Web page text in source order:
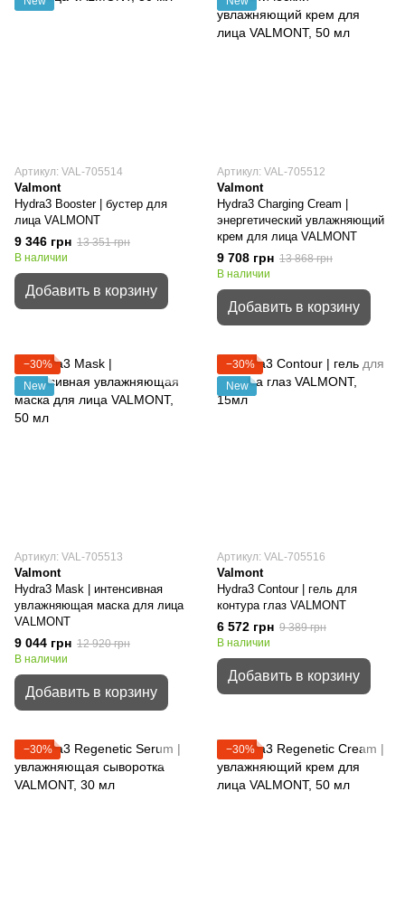
Артикул: VAL-705514
Valmont
Hydra3 Booster | бустер для
лица VALMONT
9 346 грн 13 351 грн
В наличии
Добавить в корзину
Артикул: VAL-705512
Valmont
Hydra3 Charging Cream |
энергетический увлажняющий
крем для лица VALMONT
9 708 грн 13 868 грн
В наличии
Добавить в корзину
−30%
New
Артикул: VAL-705513
Valmont
Hydra3 Mask | интенсивная
увлажняющая маска для лица
VALMONT
9 044 грн 12 920 грн
В наличии
Добавить в корзину
−30%
New
Артикул: VAL-705516
Valmont
Hydra3 Contour | гель для
контура глаз VALMONT
6 572 грн 9 389 грн
В наличии
Добавить в корзину
−30% −30%